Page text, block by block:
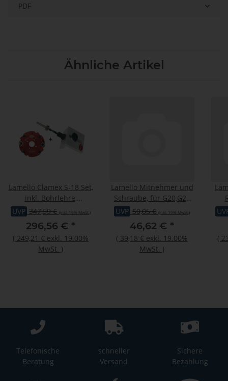
PDF
Ähnliche Artikel
Lamello Clamex S-18 Set,
inkl. Bohrlehre,
Wendeschneidenfräser
UVP 347,59 € (inkl. 19% MwSt.)
296,56 € *
( 249,21 € exkl. 19.00%
MwSt. )
Lamello Mitnehmer und
Schraube, für G20,G20
S2
UVP 50,05 € (inkl. 19% MwSt.)
46,62 € *
( 39,18 € exkl. 19.00%
MwSt. )
(
Telefonische
Beratung
schneller
Versand
Sichere
Bezahlung